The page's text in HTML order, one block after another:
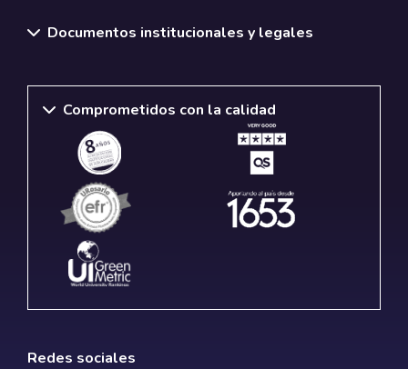
Documentos institucionales y legales
Comprometidos con la calidad
Redes sociales